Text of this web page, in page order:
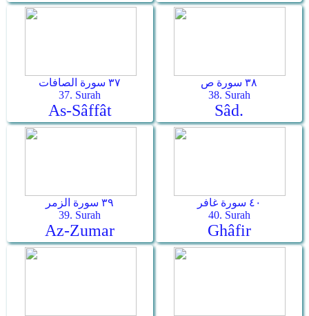
٣٧ سورة الصافات
37. Surah
As-Sâffât
٣٨ سورة ص
38. Surah
Sâd.
٣٩ سورة الزمر
39. Surah
Az-Zumar
٤٠ سورة غافر
40. Surah
Ghâfir